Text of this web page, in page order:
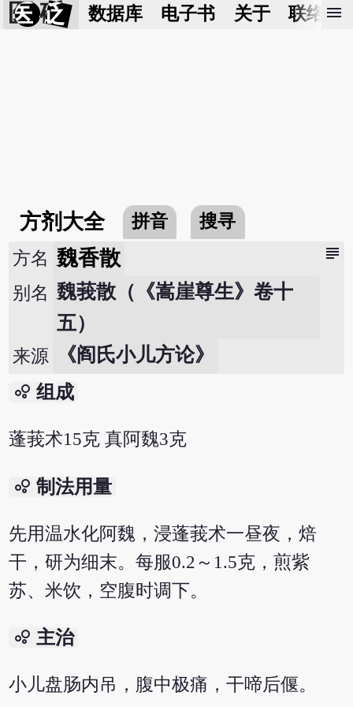
医 砭 数据库 电子书 关于 联络我
menu
方剂大全 拼音 搜寻
subject
方名 魏香散
别名 魏莪散（《嵩崖尊生》卷十
五）
来源 《阎氏小儿方论》
bubble_chart 组成
蓬莪术15克 真阿魏3克
bubble_chart 制法用量
先用温水化阿魏，浸蓬莪术一昼夜，焙
干，研为细末。每服0.2～1.5克，煎紫
苏、米饮，空腹时调下。
bubble_chart 主治
小儿盘肠内吊，腹中极痛，干啼后偃。